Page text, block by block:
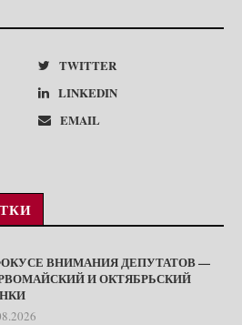
TWITTER
LINKEDIN
EMAIL
ВНИМАНИЯ ДЕПУТАТОВ —
И ОКТЯБРЬСКИЙ